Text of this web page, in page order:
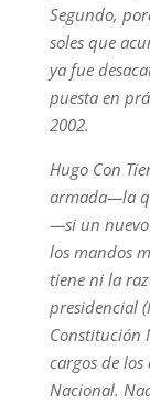
Segundo,
soles que
ya fue
puesta en
2002.
Hugo Con
armada—la
—si un nuevo
los mandos
tiene ni la
presidencial
Constitución
cargos de
Nacional.